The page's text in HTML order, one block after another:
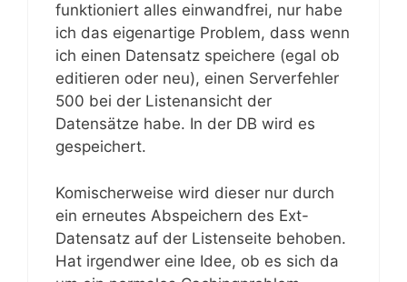
funktioniert alles einwandfrei, nur habe
ich das eigenartige Problem, dass wenn
ich einen Datensatz speichere (egal ob
editieren oder neu), einen Serverfehler
500 bei der Listenansicht der
Datensätze habe. In der DB wird es
gespeichert.
Komischerweise wird dieser nur durch
ein erneutes Abspeichern des Ext-
Datensatz auf der Listenseite behoben.
Hat irgendwer eine Idee, ob es sich da